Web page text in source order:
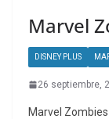
Marvel
DISNEY PLUS
26 septiembre,
Marvel